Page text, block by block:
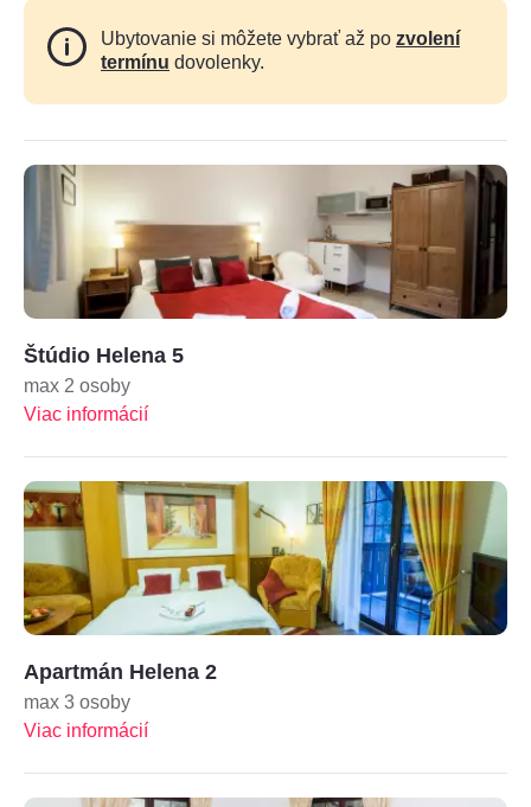
Ubytovanie si môžete vybrať až po zvolení
termínu dovolenky.
Štúdio Helena 5
max 2 osoby
Viac informácií
Apartmán Helena 2
max 3 osoby
Viac informácií